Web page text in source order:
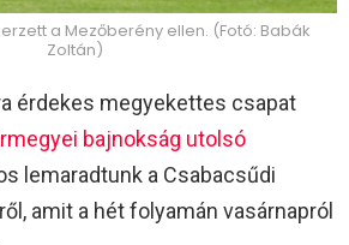
a Mezőberény ellen. (Fotó: Babák
Zoltán)
érdekes megyekettes csapat
bajnokság utolsó
lemaradtunk a Csabacsűdi
amit a hét folyamán vasárnapról